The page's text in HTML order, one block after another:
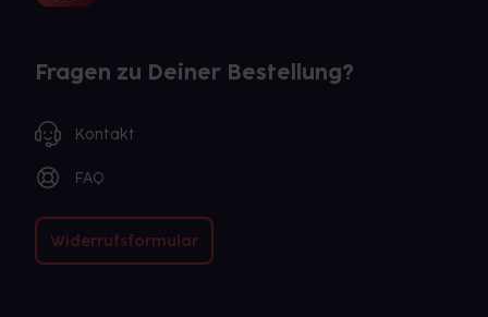
Fragen zu Deiner Bestellung?
Kontakt
FAQ
Widerrufsformular